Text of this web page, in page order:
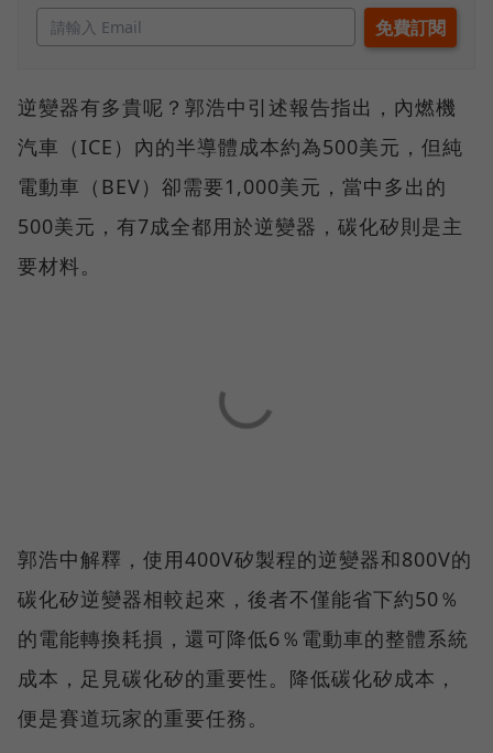
逆變器有多貴呢？郭浩中引述報告指出，內燃機
汽車（ICE）內的半導體成本約為500美元，但純
電動車（BEV）卻需要1,000美元，當中多出的
500美元，有7成全都用於逆變器，碳化矽則是主
要材料。
郭浩中解釋，使用400V矽製程的逆變器和800V的
碳化矽逆變器相較起來，後者不僅能省下約50％
的電能轉換耗損，還可降低6％電動車的整體系統
成本，足見碳化矽的重要性。降低碳化矽成本，
便是賽道玩家的重要任務。